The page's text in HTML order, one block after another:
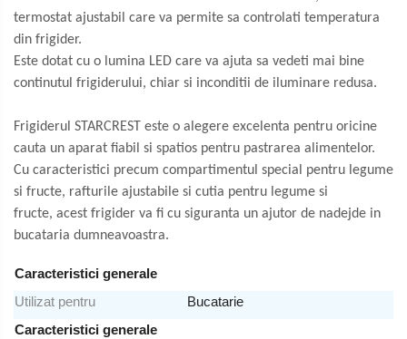
Prajitoare de paine
Storcatoare
Storcatoare
termostat ajustabil care va permite sa controlati temperatura
din frigider.
Este dotat cu o lumina LED care va ajuta sa vedeti mai bine
continutul frigiderului, chiar si inconditii de iluminare redusa.
Frigiderul STARCREST este o alegere excelenta pentru oricine
cauta un aparat fiabil si spatios pentru pastrarea alimentelor.
Cu caracteristici precum compartimentul special pentru legume
si fructe, rafturile ajustabile si cutia pentru legume si
fructe, acest frigider va fi cu siguranta un ajutor de nadejde in
bucataria dumneavoastra.
Caracteristici generale
Utilizat pentru
Bucatarie
Caracteristici generale